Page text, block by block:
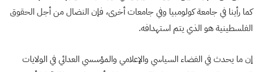
كما رأينا في جامعة كولومبيا وفي جامعات أخرى، فإن النضال من أجل الحقوق
الفلسطينية هو الذي يتم استهدافه.
إن ما يحدث في الفضاء السياسي والإعلامي والمؤسسي العدائي في الولايات